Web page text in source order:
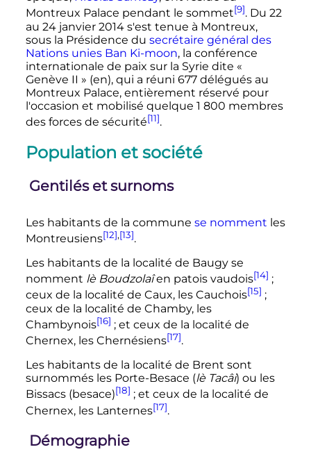
Montreux Palace pendant le sommet[9]. Du 22
au 24 janvier 2014s'est tenue à Montreux,
sous la Présidence du secrétaire général des
Nations unies Ban Ki-moon, la conférence
internationale de paix sur la Syrie dite «
Genève II » (en), qui a réuni 677 déléguésau
Montreux Palace, entièrement réservé pour
l'occasion et mobilisé quelque 1 800 membres
des forces de sécurité[11].
Population et société
Gentilés et surnoms
Les habitants de la commune se nomment les
Montreusiens[12],[13].
Les habitants de la localité de Baugy se
nomment lè Boudzolaîen patois vaudois[14] ;
ceux de la localité de Caux, les Cauchois[15] ;
ceux de la localité de Chamby, les
Chambynois[16] ; et ceux de la localité de
Chernex, les Chernésiens[17].
Les habitants de la localité de Brent sont
surnommés les Porte-Besace (lè Tacâi) ou les
Bissacs (besace)[18] ; et ceux de la localité de
Chernex, les Lanternes[17].
Démographie